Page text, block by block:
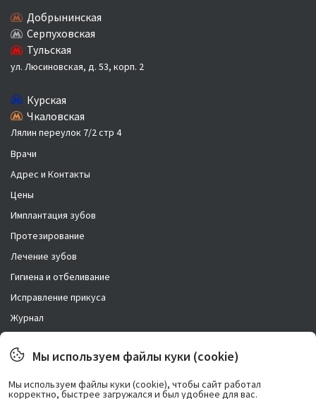
Врачи
Адрес и Контакты
Цены
Имплантация зубов
Протезирование
Лечение зубов
Гигиена и отбеливание
Исправление прикуса
Журнал
Правовая информация
Добрынинская
Серпуховская
Тульская
ул. Люсиновская, д. 53, корп. 2
Курская
Чкаловская
Лялин переулок 7/2 стр 4
Мы используем файлы куки (cookie)
Мы используем файлы куки (cookie), чтобы сайт работал
корректно, быстрее загружался и был удобнее для вас.